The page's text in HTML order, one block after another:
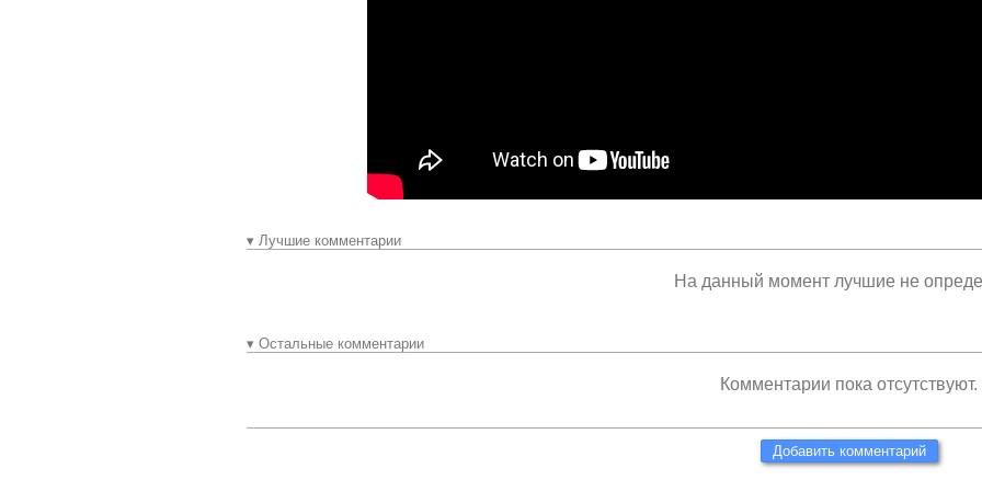
▾ Лучшие комментарии
На данный момент лучшие не
▾ Остальные комментарии
Комментарии пока отсутствуют.
Добавить комментарий